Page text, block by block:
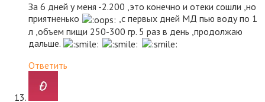
За 6 дней у меня -2.200 ,это конечно и отеки сошли ,но
приятненько
,с первых дней МД пью воду по 1
л ,объем пищи 250-300 гр. 5 раз в день ,продолжаю
дальше.
Ответить